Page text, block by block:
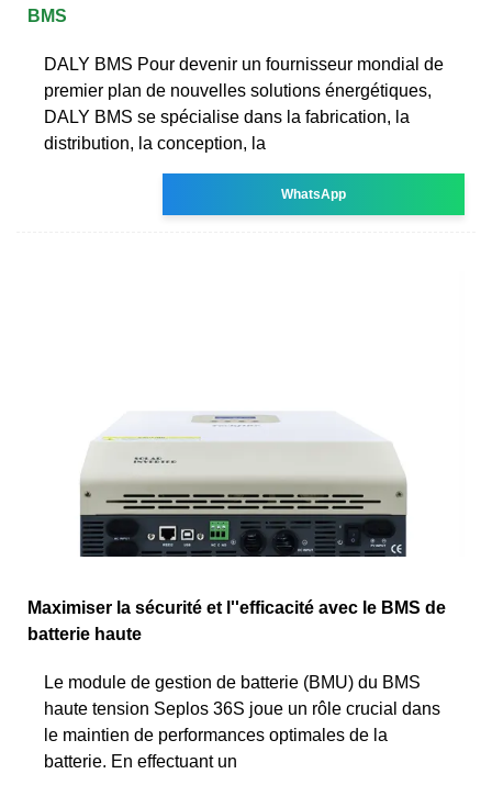
BMS
DALY BMS Pour devenir un fournisseur mondial de
premier plan de nouvelles solutions énergétiques,
DALY BMS se spécialise dans la fabrication, la
distribution, la conception, la
WhatsApp
Maximiser la sécurité et l''efficacité avec le BMS de
batterie haute
Le module de gestion de batterie (BMU) du BMS
haute tension Seplos 36S joue un rôle crucial dans
le maintien de performances optimales de la
batterie. En effectuant un